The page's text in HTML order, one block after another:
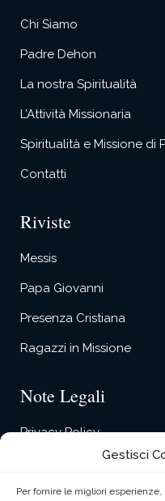
Gestisci
Per fornire le migliori
Chi Siamo
Padre Dehon
La nostra Spiritualità
L’Attività Missionaria
Spiritualità e Missione di
Contatti
Riviste
Messis
Papa Giovanni
Presenza Cristiana
Ragazzi in Missione
Note Legali
Privacy Policy
Contact Form Privacy